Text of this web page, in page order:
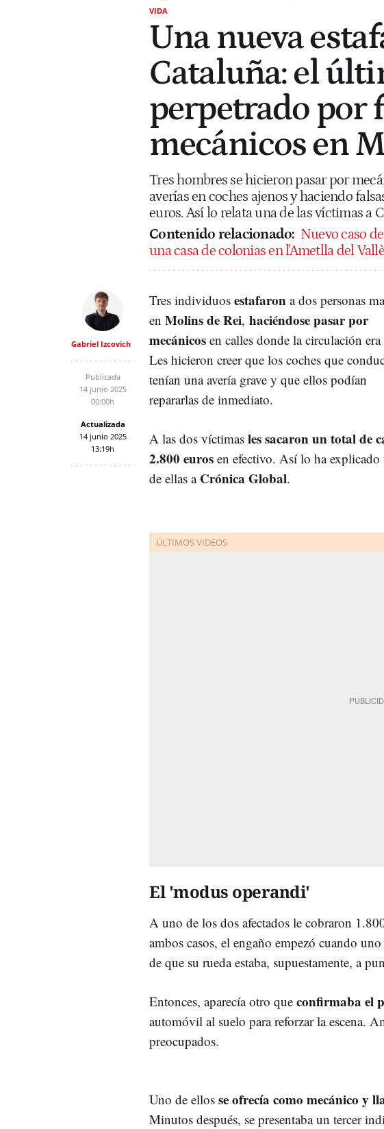
VIDA
Una nueva
Cataluña: el
perpetrado por
mecánicos en
Tres hombres se hicieron pasar por
averías en coches ajenos y haciendo
euros. Así lo relata una de las víctimas a
Contenido relacionado: Nuevo caso
una casa de colonias en l'Ametlla del
Gabriel Izcovich
Publicada
14 junio 2025
00:00h
Actualizada
14 junio 2025
13:19h
Tres individuos estafaron a dos personas
en Molins de Rei, haciéndose pasar por
mecánicos en calles donde la circulación era
Les hicieron creer que los coches que
tenían una avería grave y que ellos podían
repararlas de inmediato.
A las dos víctimas les sacaron un total de
2.800 euros en efectivo. Así lo ha explicado
de ellas a Crónica Global.
El 'modus operandi'
A uno de los dos afectados le cobraron
ambos casos, el engaño empezó cuando
de que su rueda estaba, supuestamente, a
Entonces, aparecía otro que confirmaba el
automóvil al suelo para reforzar la escena.
preocupados.
Uno de ellos se ofrecía como mecánico y
Minutos después, se presentaba un tercer